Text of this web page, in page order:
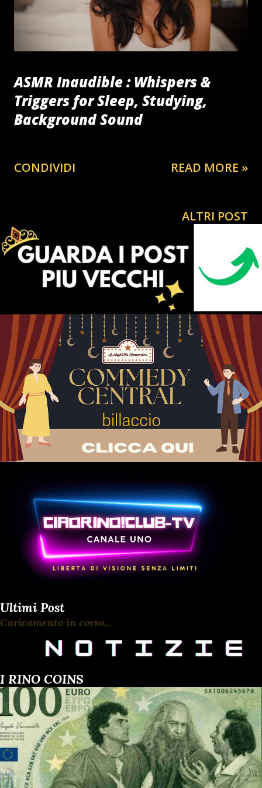
giornalista MINO PECORELLI e del GENERALE DALLA
CHIESA) , tutto sembrava volgere per il meglio. Nel paese
ASMR Inaudible : Whispers &
Triggers for Sleep, Studying,
Background Sound
CONDIVIDI READ MORE »
ALTRI POST
Ultimi Post
Caricamento in corso...
I RINO COINS